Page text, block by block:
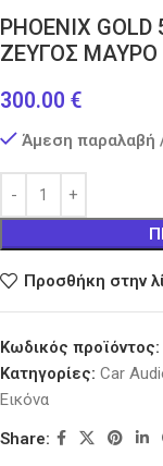
ΡΗΟΕΝΙΧ GOLD
ΖΕΥΓΟΣ ΜΑΥΡΟ
300.00 €
Άμεση παραλαβή
Προσθήκη στην
Κωδικός προϊόντος:
Κατηγορίες: Car
Εικόνα
Share: